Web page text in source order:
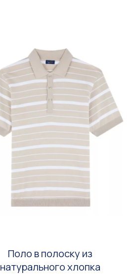
Поло в полоску из
натурального хлопка